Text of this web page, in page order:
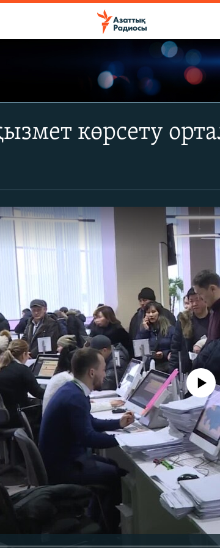
көрсету
No media source